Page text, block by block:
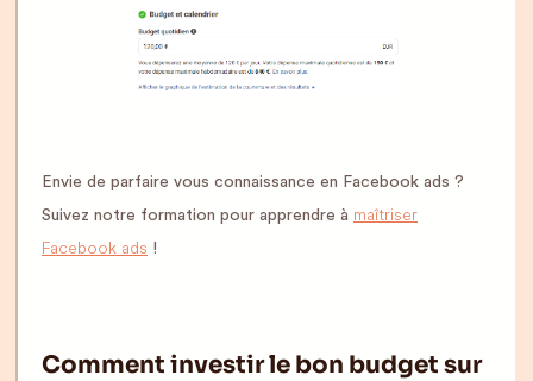
Envie de parfaire vous connaissance en Facebook ads ?
Suivez notre formation pour apprendre à maîtriser
Facebook ads !
Comment investir le bon budget sur